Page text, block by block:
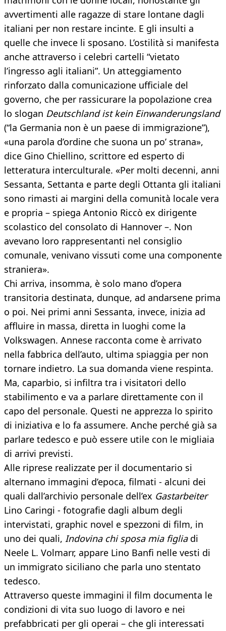
avvertimenti alle ragazze di stare lontane dagli
italiani per non restare incinte. E gli insulti a
quelle che invece li sposano. L’ostilità si manifesta
anche attraverso i celebri cartelli “vietato
l’ingresso agli italiani”. Un atteggiamento
rinforzato dalla comunicazione ufficiale del
governo, che per rassicurare la popolazione crea
lo slogan Deutschland ist kein Einwanderungsland
(“la Germania non è un paese di immigrazione”),
«una parola d’ordine che suona un po’ strana»,
dice Gino Chiellino, scrittore ed esperto di
letteratura interculturale. «Per molti decenni, anni
Sessanta, Settanta e parte degli Ottanta gli italiani
sono rimasti ai margini della comunità locale vera
e propria – spiega Antonio Riccò ex dirigente
scolastico del consolato di Hannover –. Non
avevano loro rappresentanti nel consiglio
comunale, venivano vissuti come una componente
straniera».
Chi arriva, insomma, è solo mano d’opera
transitoria destinata, dunque, ad andarsene prima
o poi. Nei primi anni Sessanta, invece, inizia ad
affluire in massa, diretta in luoghi come la
Volkswagen. Annese racconta come è arrivato
nella fabbrica dell’auto, ultima spiaggia per non
tornare indietro. La sua domanda viene respinta.
Ma, caparbio, si infiltra tra i visitatori dello
stabilimento e va a parlare direttamente con il
capo del personale. Questi ne apprezza lo spirito
di iniziativa e lo fa assumere. Anche perché già sa
parlare tedesco e può essere utile con le migliaia
di arrivi previsti.
Alle riprese realizzate per il documentario si
alternano immagini d’epoca, filmati - alcuni dei
quali dall’archivio personale dell’ex Gastarbeiter
Lino Caringi - fotografie dagli album degli
intervistati, graphic novel e spezzoni di film, in
uno dei quali, Indovina chi sposa mia figlia di
Neele L. Volmarr, appare Lino Banfi nelle vesti di
un immigrato siciliano che parla uno stentato
tedesco.
Attraverso queste immagini il film documenta le
condizioni di vita suo luogo di lavoro e nei
prefabbricati per gli operai – che gli interessati